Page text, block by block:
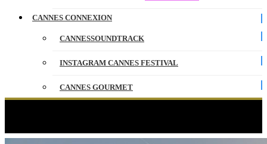
CANNES CONNEXION
CANNESSOUNDTRACK
INSTAGRAM CANNES FESTIVAL
CANNES GOURMET